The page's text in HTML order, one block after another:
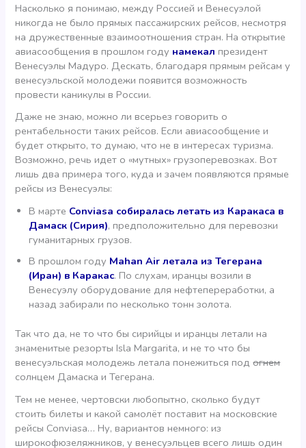
Насколько я понимаю, между Россией и Венесуэлой
никогда не было прямых пассажирских рейсов, несмотря
на дружественные взаимоотношения стран. На открытие
авиасообщения в прошлом году намекал президент
Венесуэлы Мадуро. Дескать, благодаря прямым рейсам у
венесуэльской молодежи появится возможность
провести каникулы в России.
Даже не знаю, можно ли всерьез говорить о
рентабельности таких рейсов. Если авиасообщение и
будет открыто, то думаю, что не в интересах туризма.
Возможно, речь идет о «мутных» грузоперевозках. Вот
лишь два примера того, куда и зачем появляются прямые
рейсы из Венесуэлы:
В марте Conviasa собиралась летать из Каракаса в
Дамаск (Сирия), предположительно для перевозки
гуманитарных грузов.
В прошлом году Mahan Air летала из Тегерана
(Иран) в Каракас. По слухам, иранцы возили в
Венесуэлу оборудование для нефтепереработки, а
назад забирали по несколько тонн золота.
Так что да, не то что бы сирийцы и иранцы летали на
знаменитые резорты Isla Margarita, и не то что бы
венесуэльская молодежь летала понежиться подогнем
солнцем Дамаска и Тегерана.
Тем не менее, чертовски любопытно, сколько будут
стоить билеты и какой самолёт поставит на московские
рейсы Conviasa… Ну, вариантов немного: из
широкофюзеляжников, у венесуэльцев всего лишь один